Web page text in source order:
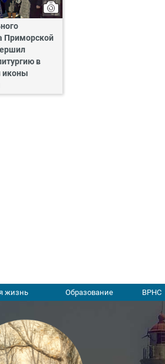
Приморской
в
иконы
жизнь Образование ВРНС